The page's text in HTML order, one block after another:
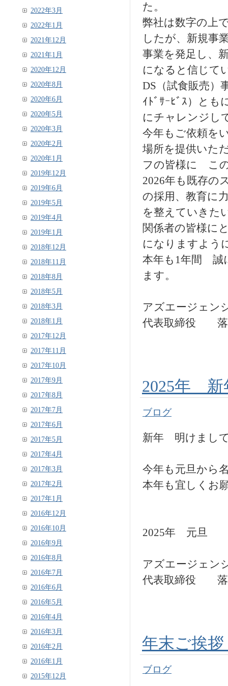
た。
弊社は数字の上
したが、新規事
事業を発足し、
になると信じて
DS（試食販売）
ｲﾄﾞｻｰﾋﾞｽ）と
にチャレンジし
今年もご依頼を
場所を提供いた
フの皆様に こ
2026年も既存の
の採用、教育に
を整えていきた
関係者の皆様に
になりますよう
本年も1年間 誠
ます。
アズエージェン
代表取締役
2025年 新
ブログ
新年 明けまし
今年も元旦から
本年も宜しくお
2025年 元旦
アズエージェン
代表取締役
年末ご挨
ブログ
2022年3月
2022年1月
2021年12月
2021年1月
2020年12月
2020年8月
2020年6月
2020年5月
2020年3月
2020年2月
2020年1月
2019年12月
2019年6月
2019年5月
2019年4月
2019年1月
2018年12月
2018年11月
2018年8月
2018年5月
2018年3月
2018年1月
2017年12月
2017年11月
2017年10月
2017年9月
2017年8月
2017年7月
2017年6月
2017年5月
2017年4月
2017年3月
2017年2月
2017年1月
2016年12月
2016年10月
2016年9月
2016年8月
2016年7月
2016年6月
2016年5月
2016年4月
2016年3月
2016年2月
2016年1月
2015年12月